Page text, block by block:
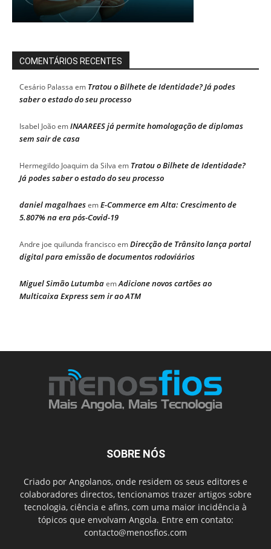
COMENTÁRIOS RECENTES
Cesário Palassa em Tratou o Bilhete de Identidade? Já podes
saber o estado do seu processo
Isabel JoãoemINAAREES já permite homologação de diplomas
sem sair de casa
Hermegildo Joaquim da Silva em Tratou o Bilhete de Identidade?
Já podes saber o estado do seu processo
daniel magalhaesemE-Commerce em Alta: Crescimento de
5.807% na era pós-Covid-19
Andre joe quilunda franciscoemDirecção de Trânsito lança portal
digital para emissão de documentos rodoviários
Miguel Simão LutumbaemAdicione novos cartões ao
Multicaixa Express sem ir ao ATM
SOBRE NÓS
Criado por Angolanos, onde residem os seus editores e
colaboradores directos, tencionamos trazer artigos sobre
tecnologia, ciência e afins, com uma maior incidência à
tópicos que envolvam Angola. Entre em contato:
contacto@menosfios.com